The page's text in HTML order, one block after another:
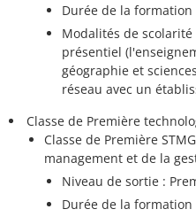
Durée de la formation
Modalités de
présentiel
géographie et
réseau avec un
Classe de Première
Classe de Première
management et de la
Niveau de sortie :
Durée de la formation